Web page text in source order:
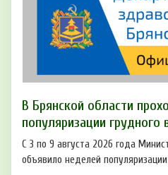
В Брянской области
популяризации грудного
С 3 по 9 августа 2026 года
объявило неделей популяризации